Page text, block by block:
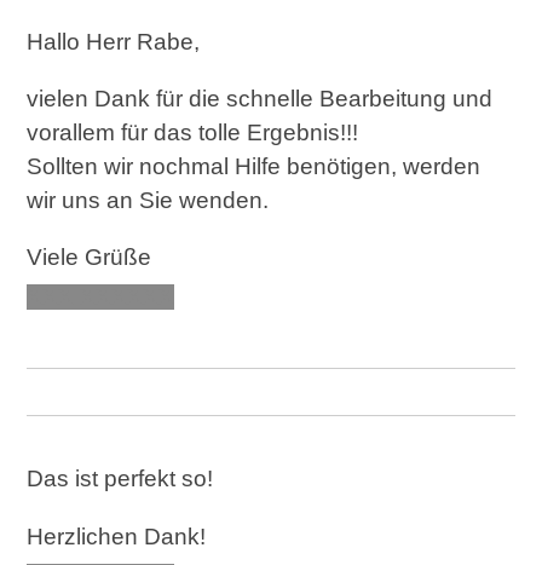
Hallo Herr Rabe,
vielen Dank für die schnelle Bearbeitung und
vorallem für das tolle Ergebnis!!!
Sollten wir nochmal Hilfe benötigen, werden
wir uns an Sie wenden.
Viele Grüße
Das ist perfekt so!
Herzlichen Dank!